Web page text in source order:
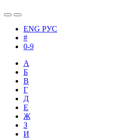
ENG РУС
#
0-9
А
Б
В
Г
Д
Е
Ж
З
И